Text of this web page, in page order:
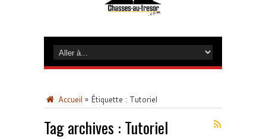
Accueil » Étiquette : Tutoriel
Tag archives : Tutoriel